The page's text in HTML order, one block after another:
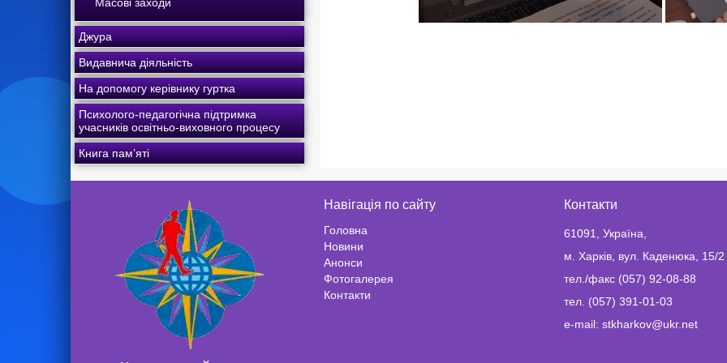
Джура
Видавнича діяльність
На допомогу керівнику гуртка
Психолого-педагогічна підтримка
учасників освітньо-виховного процесу
Книга пам’яті
Навігація по сайту
Головна
Новини
Анонси
Фотогалерея
Контакти
Контакти
61091, Україна,
м. Харків, вул. Каденюка, 15/2
тел./факс (057) 92-08-88
тел. (057) 391-01-03
e-mail: stkharkov@ukr.net